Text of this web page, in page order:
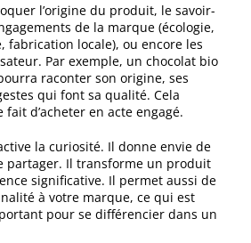
l’origine du produit, le savoir-
de la marque (écologie,
fabrication locale), ou encore les
Par exemple, un chocolat bio
raconter son origine, ses
qui font sa qualité. Cela
d’acheter en acte engagé.
la curiosité. Il donne envie de
partager. Il transforme un produit
significative. Il permet aussi de
à votre marque, ce qui est
pour se différencier dans un